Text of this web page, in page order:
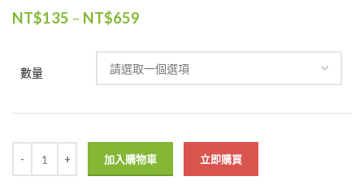
NT$135 – NT$659
數量
加入購物車 立即購買